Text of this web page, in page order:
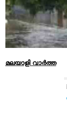
മലയാളി വാര്‍ത്ത